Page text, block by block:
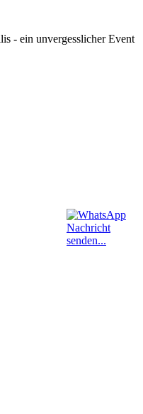
- ein unvergesslicher Event